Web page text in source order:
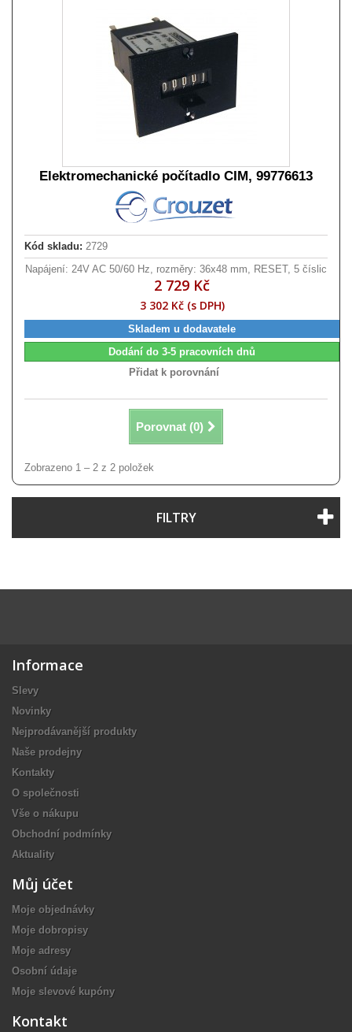
Elektromechanické počítadlo CIM, 99776613
Kód skladu: 2729
Napájení: 24V AC 50/60 Hz, rozměry: 36x48 mm, RESET, 5 číslic
2 729 Kč
3 302 Kč (s DPH)
Skladem u dodavatele
Dodání do 3-5 pracovních dnů
Přidat k porovnání
Porovnat (0)
Zobrazeno 1 – 2 z 2 položek
FILTRY
Informace
Slevy
Novinky
Nejprodávanější produkty
Naše prodejny
Kontakty
O společnosti
Vše o nákupu
Obchodní podmínky
Aktuality
Můj účet
Moje objednávky
Moje dobropisy
Moje adresy
Osobní údaje
Moje slevové kupóny
Kontakt